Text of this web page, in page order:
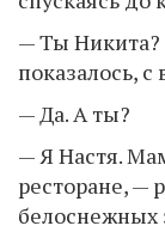
— Ты Никита?
показалось,
— Да. А ты?
— Я Настя.
ресторане, —
белоснежных